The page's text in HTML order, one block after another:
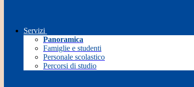
Servizi
Panoramica
Famiglie e studenti
Personale scolastico
Percorsi di studio